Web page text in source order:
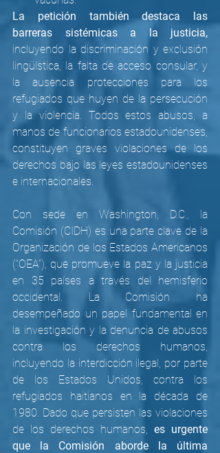
La petición también destaca las
barreras sistémicas a la justicia,
incluyendo la discriminación y exclusión
lingüística, la falta de acceso consular, y
la ausencia protecciones para los
refugiados que huyen de la persecución
y la violencia. Todos estos abusos, a
manos de funcionarios estadounidenses,
constituyen graves violaciones de los
derechos bajo las leyes estadounidenses
e internacionales.
Con sede en Washington, D.C., la
Comisión (CIDH) es una parte clave de la
Organización de los Estados Americanos
(“OEA”), que promueve la paz y la justicia
en 35 países a través del hemisferio
occidental. La Comisión ha
desempeñado un papel fundamental en
la investigación y la denuncia de abusos
contra los derechos humanos,
incluyendo la interdicción ilegal, por parte
de los Estados Unidos, contra los
refugiados haitianos en la década de
1980. Dado que persisten las violaciones
de los derechos humanos, es urgente
que la Comisión aborde la última